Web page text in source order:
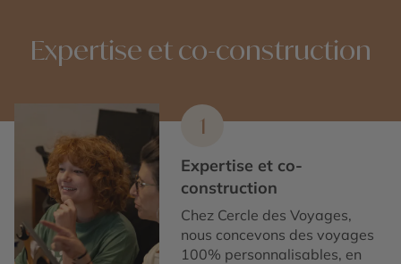
Expertise et co-construction
1
Expertise et co-
construction
Chez Cercle des Voyages,
nous concevons des voyages
100% personnalisables, en